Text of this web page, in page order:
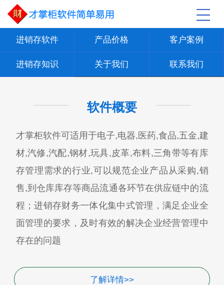
进销存软件 产品价格 客户案例
进销存知识 关于我们 联系我们
软件概要
才掌柜软件可适用于电子,电器,医药,食品,五金,建
材,汽修,汽配,钢材,玩具,皮革,布料,三角带等有库
存管理需求的行业,可以规范企业产品从采购,销
售,到仓库库存等商品流通各环节在供应链中的流
程；进销存财务一体化集中式管理，满足企业全
面管理的要求，及时有效的解决企业经营管理中
存在的问题
了解详情>>